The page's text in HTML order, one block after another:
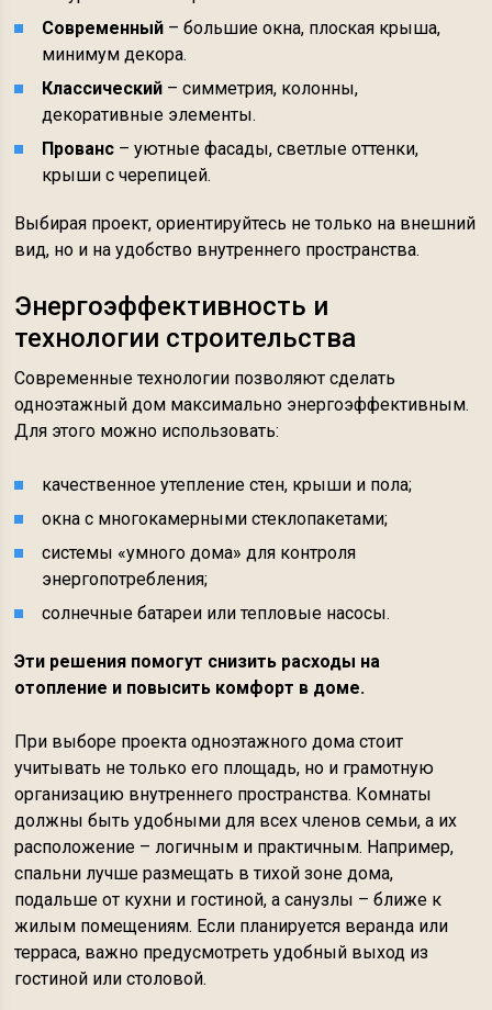
Современный – большие окна, плоская крыша,
минимум декора.
Классический – симметрия, колонны,
декоративные элементы.
Прованс – уютные фасады, светлые оттенки,
крыши с черепицей.
Выбирая проект, ориентируйтесь не только на внешний
вид, но и на удобство внутреннего пространства.
Энергоэффективность и
технологии строительства
Современные технологии позволяют сделать
одноэтажный дом максимально энергоэффективным.
Для этого можно использовать:
качественное утепление стен, крыши и пола;
окна с многокамерными стеклопакетами;
системы «умного дома» для контроля
энергопотребления;
солнечные батареи или тепловые насосы.
Эти решения помогут снизить расходы на
отопление и повысить комфорт в доме.
При выборе проекта одноэтажного дома стоит
учитывать не только его площадь, но и грамотную
организацию внутреннего пространства. Комнаты
должны быть удобными для всех членов семьи, а их
расположение – логичным и практичным. Например,
спальни лучше размещать в тихой зоне дома,
подальше от кухни и гостиной, а санузлы – ближе к
жилым помещениям. Если планируется веранда или
терраса, важно предусмотреть удобный выход из
гостиной или столовой.